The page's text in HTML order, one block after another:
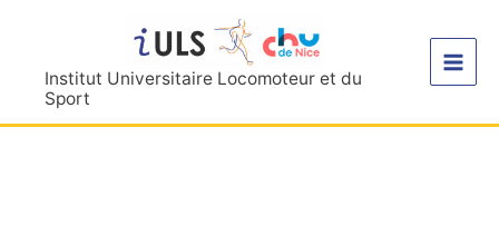
contenuInstitut Universitaire Locomoteur et du
Sport